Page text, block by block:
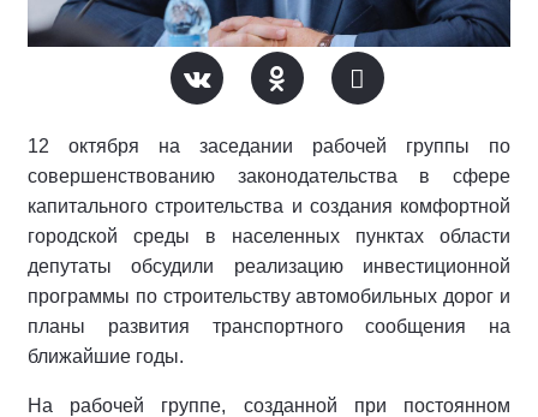
12 октября на заседании рабочей группы по
совершенствованию законодательства в сфере
капитального строительства и создания комфортной
городской среды в населенных пунктах области
депутаты обсудили реализацию инвестиционной
программы по строительству автомобильных дорог и
планы развития транспортного сообщения на
ближайшие годы.
На рабочей группе, созданной при постоянном